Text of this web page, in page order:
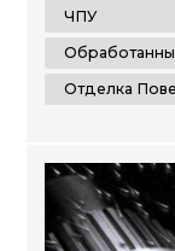
ЧПУ
Отделка